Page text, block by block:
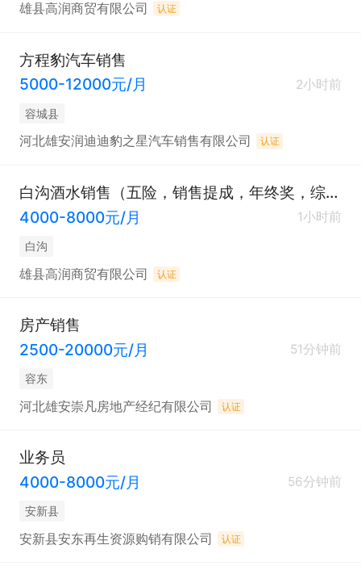
雄县高润商贸有限公司 认证
方程豹汽车销售
5000-12000元/月
2小时前
容城县
河北雄安润迪迪豹之星汽车销售有限公司 认证
白沟酒水销售（五险，销售提成，年终奖，综合补助）
4000-8000元/月
1小时前
白沟
雄县高润商贸有限公司 认证
房产销售
2500-20000元/月
51分钟前
容东
河北雄安崇凡房地产经纪有限公司 认证
业务员
4000-8000元/月
56分钟前
安新县
安新县安东再生资源购销有限公司 认证